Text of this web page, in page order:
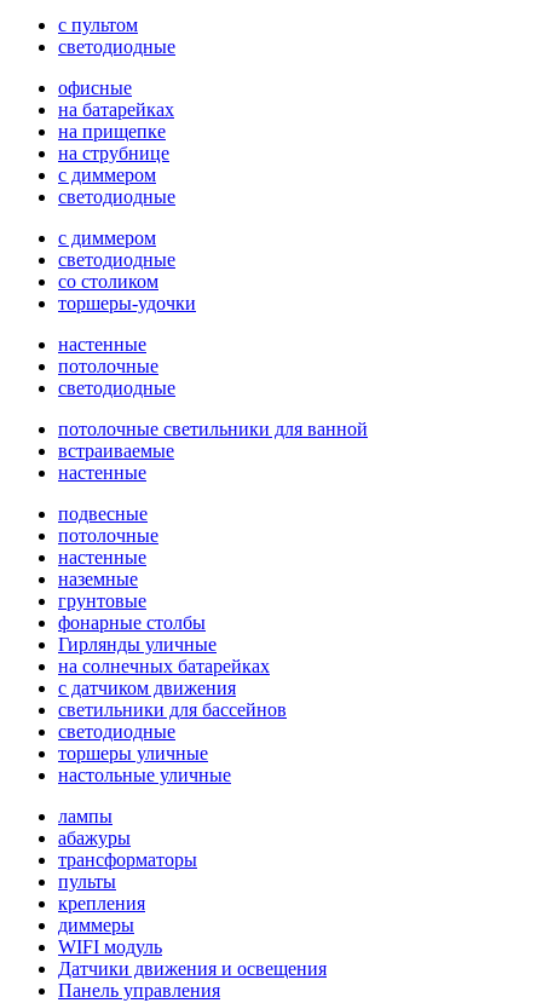
с пультом
светодиодные
офисные
на батарейках
на прищепке
на струбнице
с диммером
светодиодные
с диммером
светодиодные
со столиком
торшеры-удочки
настенные
потолочные
светодиодные
потолочные светильники для ванной
встраиваемые
настенные
подвесные
потолочные
настенные
наземные
грунтовые
фонарные столбы
Гирлянды уличные
на солнечных батарейках
с датчиком движения
светильники для бассейнов
светодиодные
торшеры уличные
настольные уличные
лампы
абажуры
трансформаторы
пульты
крепления
диммеры
WIFI модуль
Датчики движения и освещения
Панель управления